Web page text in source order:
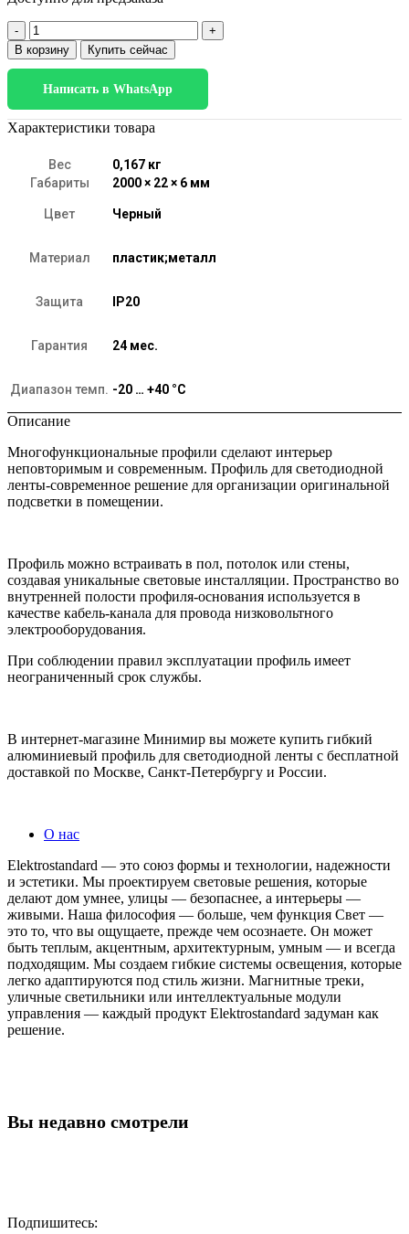
Количество
товара
Встраиваемый
профиль
для
светодиодной
LL-
2-
ALP007
В корзину Купить сейчас
Написать в WhatsApp
Характеристики товара
Вес
0,167 кг
Габариты
2000 × 22 × 6 мм
Цвет Черный
Материал пластик;металл
Защита IP20
Гарантия 24 мес.
Диапазон темп. -20 … +40 °C
Описание
Многофункциональные профили сделают интерьер
неповторимым и современным. Профиль для светодиодной
ленты-современное решение для организации оригинальной
подсветки в помещении.
Профиль можно встраивать в пол, потолок или стены,
создавая уникальные световые инсталляции. Пространство во
внутренней полости профиля-основания используется в
качестве кабель-канала для провода низковольтного
электрооборудования.
При соблюдении правил эксплуатации профиль имеет
неограниченный срок службы.
В интернет-магазине Минимир вы можете купить гибкий
алюминиевый профиль для светодиодной ленты с бесплатной
доставкой по Москве, Санкт-Петербургу и России.
О нас
Elektrostandard — это союз формы и технологии, надежности
и эстетики. Мы проектируем световые решения, которые
делают дом умнее, улицы — безопаснее, а интерьеры —
живыми. Наша философия — больше, чем функция Свет —
это то, что вы ощущаете, прежде чем осознаете. Он может
быть теплым, акцентным, архитектурным, умным — и всегда
подходящим. Мы создаем гибкие системы освещения, которые
легко адаптируются под стиль жизни. Магнитные треки,
уличные светильники или интеллектуальные модули
управления — каждый продукт Elektrostandard задуман как
решение.
Вы недавно смотрели
Подпишитесь: